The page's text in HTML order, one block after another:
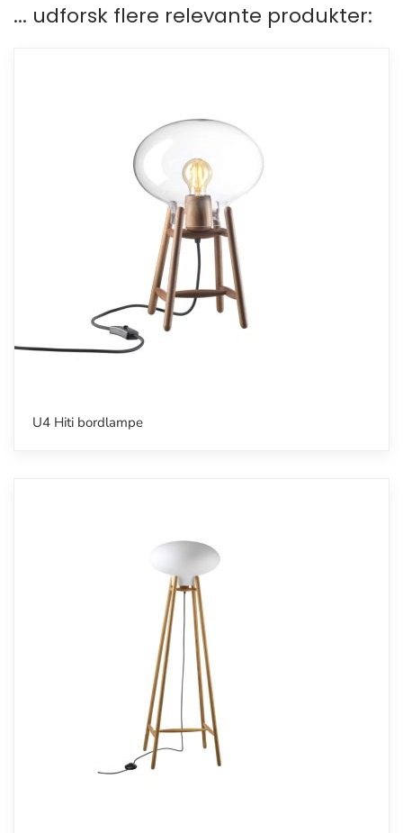
... udforsk flere relevante produkter:
U4 Hiti bordlampe